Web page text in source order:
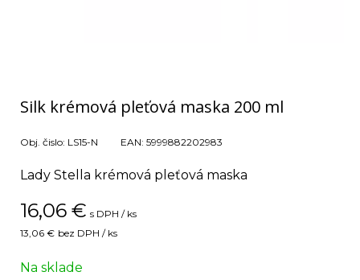
Silk krémová pleťová maska 200 ml
Obj. čislo: LS15-N EAN: 5999882202983
Lady Stella krémová pleťová maska
16,06 € s DPH / ks
13,06 € bez DPH / ks
Na sklade